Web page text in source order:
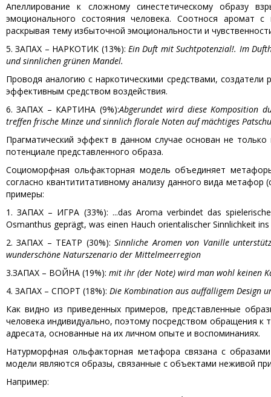
Апеллирование к сложному синестетическому образу
эмоционального состояния человека. Соотнося аромат
раскрывая тему избыточной эмоциональности и
5. ЗАПАХ – НАРКОТИК (13%):Ein Duft mit Suchtpotenzial!. Im
und sinnlichen grünen Mandel.
Проводя аналогию с наркотическими средствами,
эффективным средством воздействия.
6. ЗАПАХ – КАРТИНА (9%):Abgerundet wirddiese Komposition
treffen frische Minze und sinnlich florale Noten auf mächtiges
Прагматический эффект в данном случае основан не
потенциале представленного образа.
Социоморфная ольфакторная модель объединяет
согласно квантититативному анализу данного вида
примеры:
1. ЗАПАХ – ИГРА (33%): ...das Aroma verbindet das
Osmanthus geprägt, was einen Hauch orientalischer Sinnlichkeit ins
2. ЗАПАХ – ТЕАТР (30%):Sinnliche Aromen von Vanille
wunderschöne Naturszenario der Mittelmeerregion
3.ЗАПАХ – ВОЙНА (19%): mit ihr (der Note) wird man wohl keinen
4. ЗАПАХ – СПОРТ (18%): Die Kombination aus auffälligem Design
Как видно из приведенных примеров, представленные
человека индивидуально, поэтому посредством обращения
адресата, основанные на их личном опыте и воспоминаниях.
Натурморфная ольфакторная метафора связана с
модели являются образы, связанные с объектами неживой
Например: